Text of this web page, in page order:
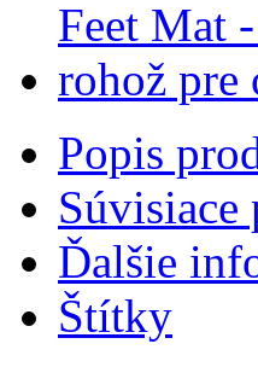
Popis
Ďalšie
Štítky